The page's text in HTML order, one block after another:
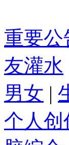
重要公
友灌水
男女 |
个人创